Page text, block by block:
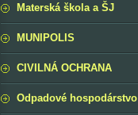
Materská škola a ŠJ
MUNIPOLIS
CIVILNÁ OCHRANA
Odpadové hospodárstvo